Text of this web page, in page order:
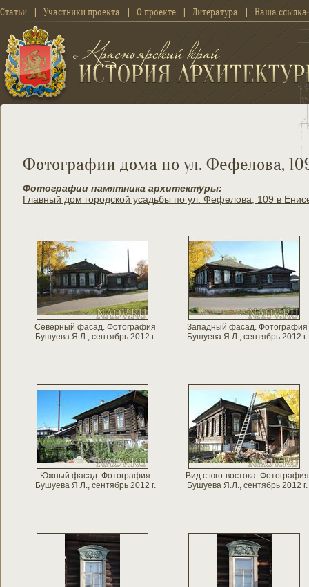
Статьи Участники проекта О проекте Литература Наша ссылка
Фотографии дома по ул. Фефелова,
Фотографии памятника архитектуры:
Главный дом городской усадьбы по ул. Фефелова, 109 в
Северный фасад. Фотография
Бушуева Я.Л., сентябрь 2012 г.
Западный фасад. Фотография
Бушуева Я.Л., сентябрь 2012 г.
Южный фасад. Фотография
Бушуева Я.Л., сентябрь 2012 г.
Вид с юго-востока. Фотография
Бушуева Я.Л., сентябрь 2012 г.